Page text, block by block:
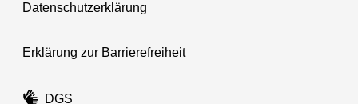
Datenschutzerklärung
Erklärung zur Barrierefreiheit
DGS